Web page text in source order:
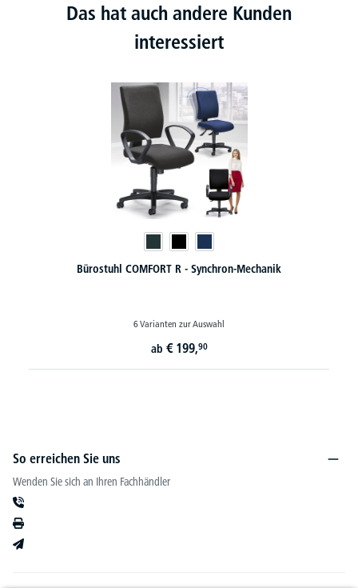
Das hat auch andere Kunden
interessiert
COMFORT R - Synchron-Mechanik
So erreichen Sie uns
Wenden Sie sich an Ihren Fachhändler